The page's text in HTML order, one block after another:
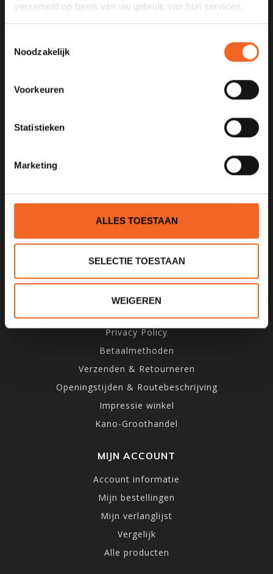
verzameld op basis van uw gebruik van hun services.
Noodzakelijk
Voorkeuren
Statistieken
Marketing
ALLES TOESTAAN
SELECTIE TOESTAAN
WEIGEREN
Over ons
Privacy Policy
Betaalmethoden
Verzenden & Retourneren
Openingstijden & Routebeschrijving
Impressie winkel
Kano-Groothandel
MIJN ACCOUNT
Account informatie
Mijn bestellingen
Mijn verlanglijst
Vergelijk
Alle producten